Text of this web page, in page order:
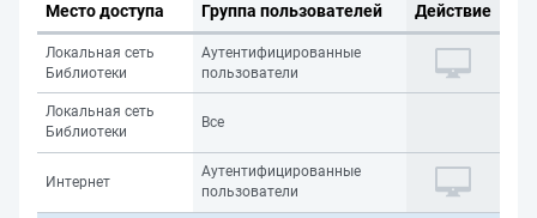
Место доступа Группа пользователей Действие
Локальная сеть
Библиотеки
Аутентифицированные
пользователи
Локальная сеть
Библиотеки
Все
Интернет
Аутентифицированные
пользователи